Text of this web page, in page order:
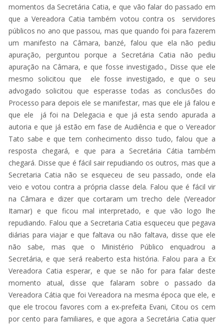
momentos da Secretária Catia, e que vão falar do passado em
que a Vereadora Catia também votou contra os servidores
públicos no ano que passou, mas que quando foi para fazerem
um manifesto na Câmara, banzé, falou que ela não pediu
apuração, perguntou porque a Secretária Catia não pediu
apuração na Câmara, e que fosse investigado., Disse que ele
mesmo solicitou que ele fosse investigado, e que o seu
advogado solicitou que esperasse todas as conclusões do
Processo para depois ele se manifestar, mas que ele já falou e
que ele já foi na Delegacia e que já esta sendo apurada a
autoria e que já estão em fase de Audiência e que o Vereador
Tato sabe e que tem conhecimento disso tudo, falou que a
resposta chegará, e que para a Secretária Cátia também
chegará. Disse que é fácil sair repudiando os outros, mas que a
Secretaria Catia não se esqueceu de seu passado, onde ela
veio e votou contra a própria classe dela. Falou que é fácil vir
na Câmara e dizer que cortaram um trecho dele (Vereador
Itamar) e que ficou mal interpretado, e que vão logo lhe
repudiando. Falou que a Secretaria Catia esqueceu que pegava
diárias para viajar e que faltava ou não faltava, disse que ele
não sabe, mas que o Ministério Público enquadrou a
Secretária, e que será reaberto esta história. Falou para a Ex
Vereadora Catia esperar, e que se não for para falar deste
momento atual, disse que falaram sobre o passado da
Vereadora Cátia que foi Vereadora na mesma época que ele, e
que ele trocou favores com a ex-prefeita Evani, Citou os cem
por cento para familiares, e que agora a Secretária Catia quer